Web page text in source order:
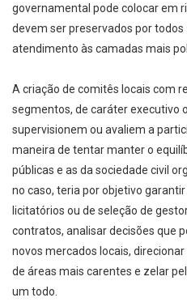
governamental pode colocar em
devem ser preservados por todos
atendimento às camadas mais
A criação de comitês locais com
segmentos, de caráter executivo
supervisionem ou avaliem a
maneira de tentar manter o
públicas e as da sociedade civil
no caso, teria por objetivo
licitatórios ou de seleção de
contratos, analisar decisões que
novos mercados locais,
de áreas mais carentes e zelar
um todo.